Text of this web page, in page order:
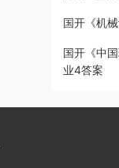
国开《机
国开《中
业4答案